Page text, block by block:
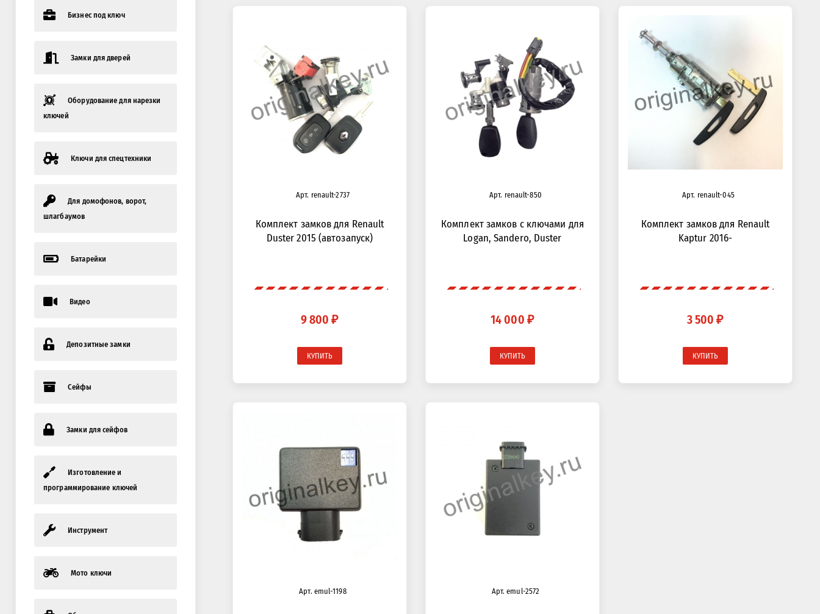
Бизнес под ключ
Замки для дверей
Оборудование для нарезки
ключей
Ключи для спецтехники
Для домофонов, ворот,
шлагбаумов
Батарейки
Видео
Депозитные замки
Сейфы
Замки для сейфов
Изготовление и
программирование ключей
Инструмент
Мото ключи
Арт. renault-2737
Комплект замков для Renault
Duster 2015 (автозапуск)
9 800 ₽
КУПИТЬ
Арт. renault-850
Комплект замков с ключами для
Logan, Sandero, Duster
14 000 ₽
КУПИТЬ
Арт. renault-045
Комплект замков для Renault
Kaptur 2016-
3 500 ₽
КУПИТЬ
Арт. emul-1198 Арт. emul-2572